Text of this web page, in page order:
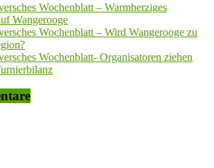
Wochenblatt – Warmherziges
Wangerooge
Wochenblatt – Wird Wangerooge zu
Wochenblatt- Organisatoren ziehen